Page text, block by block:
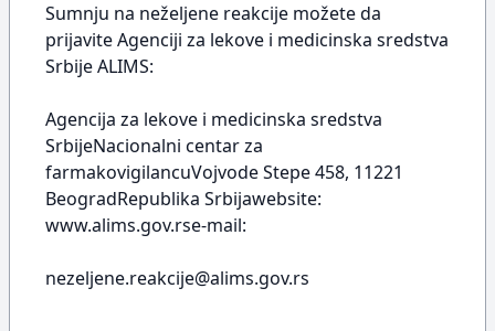
Sumnju na neželjene reakcije možete da
prijavite Agenciji za lekove i medicinska sredstva
Srbije ALIMS:
Agencija za lekove i medicinska sredstva
SrbijeNacionalni centar za
farmakovigilancuVojvode Stepe 458, 11221
BeogradRepublika Srbijawebsite:
www.alims.gov.rse-mail:
nezeljene.reakcije@alims.gov.rs